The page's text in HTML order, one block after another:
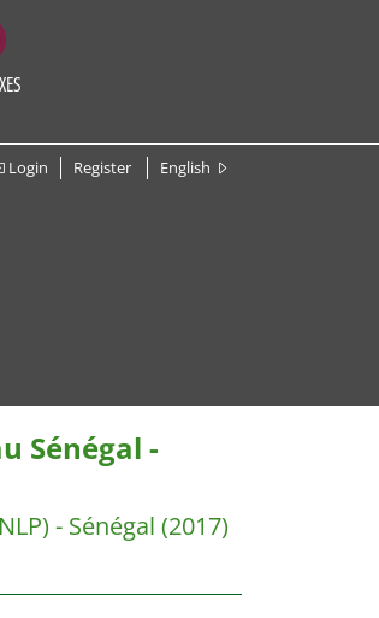
Login Register English
Sénégal -
- Sénégal (2017)